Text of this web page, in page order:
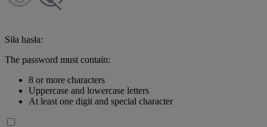
Siła hasła:
The password must contain:
8 or more characters
Uppercase and lowercase letters
At least one digit and special character